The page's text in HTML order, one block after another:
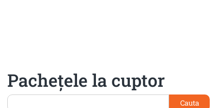
Pacheţele la cuptor
Cauta